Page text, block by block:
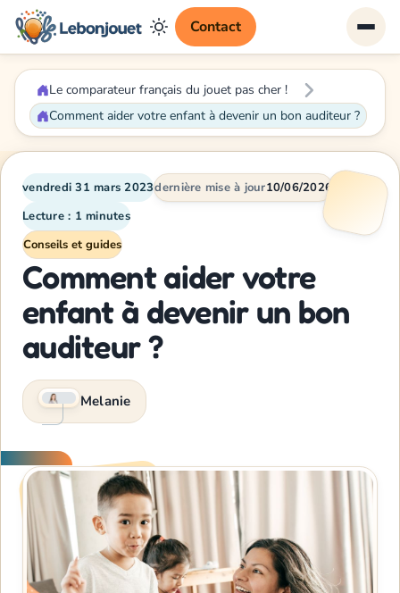
Contact
Le comparateur français du jouet pas cher !
Comment aider votre enfant à devenir un bon auditeur ?
vendredi 31 mars 2023dernière mise à jour10/06/2026
Lecture : 1 minutes
Conseils et guides
Comment aider votre
enfant à devenir un bon
auditeur ?
Melanie